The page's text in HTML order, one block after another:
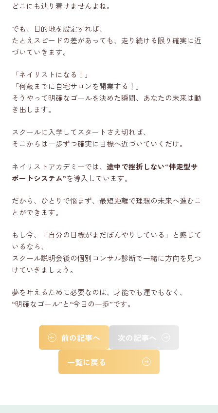
どこにも辿り着けませんよね。
でも、目的地を設定すれば、
たとえスピードの差があっても、走り続ける限り確実に近
づいていきます。
「ネイリストになる！」
「何歳までに自宅サロンを開業する！」
そうやって明確なゴールを決めた瞬間、あなたの未来は動
き出します。
スクールに入学してスタートさえ切れば、
そこからは一歩ずつ確実に目標へ近づいていくだけ。
ネイリストアカデミーでは、 途中で挫折しない“伴走型サ
ポートシステム”を導入しています。
だから、ひとりで悩まず、最短距離で理想の未来へ進むこ
とができます。
もし今、「自分の目標がまだぼんやりしている」と感じて
いるなら、
スクール説明会後の個別コンサル診断で一緒に方向を見つ
けていきましょう。
夢を叶えるために必要なのは、才能でも運でもなく、
“明確なゴール”と“今日の一歩”です。
前の記事へ 次の記事へ
一覧に戻る